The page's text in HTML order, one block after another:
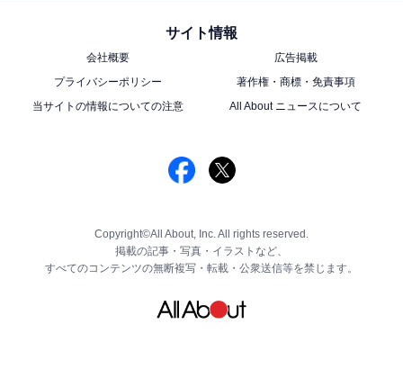
サイト情報
会社概要
広告掲載
プライバシーポリシー
著作権・商標・免責事項
当サイトの情報についての注意
All About ニュースについて
Copyright©All About, Inc. All rights reserved.
掲載の記事・写真・イラストなど、
すべてのコンテンツの無断複写・転載・公衆送信等を禁じます。